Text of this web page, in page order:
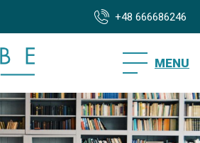
+48 666686246
MENU